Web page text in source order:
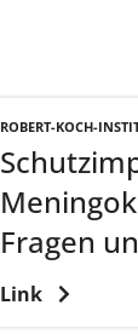
ROBERT-KOCH-
Fragen
Link